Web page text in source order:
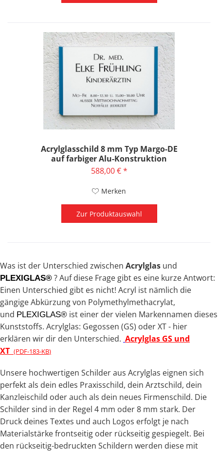
Acrylglasschild 8 mm Typ Margo-DE
auf farbiger Alu-Konstruktion
588,00 € *
Merken
Zur Produktauswahl
Was ist der Unterschied zwischen Acrylglas und
PLEXIGLAS® ? Auf diese Frage gibt es eine kurze Antwort:
Einen Unterschied gibt es nicht! Acryl ist nämlich die
gängige Abkürzung von Polymethylmethacrylat,
und PLEXIGLAS® ist einer der vielen Markennamen dieses
Kunststoffs. Acrylglas: Gegossen (GS) oder XT - hier
erklären wir dir den Unterschied. Acrylglas GS und
XT (PDF-183-KB)
Unsere hochwertigen Schilder aus Acrylglas eignen sich
perfekt als dein edles Praxisschild, dein Arztschild, dein
Kanzleischild oder auch als dein neues Firmenschild. Die
Schilder sind in der Regel 4 mm oder 8 mm stark. Der
Druck deines Textes und auch Logos erfolgt je nach
Materialstärke frontseitig oder rückseitig gespiegelt. Bei
den rückseitig-bedruckten Schildern werden diese mit